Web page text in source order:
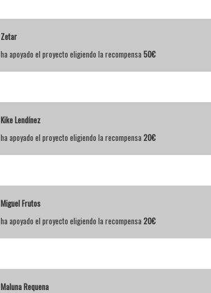
Zetar
ha apoyado el proyecto eligiendo la recompensa 50€
Kike Lendínez
ha apoyado el proyecto eligiendo la recompensa 20€
Miguel Frutos
ha apoyado el proyecto eligiendo la recompensa 20€
Maluna Requena